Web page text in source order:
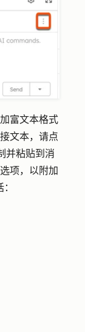
富文本格式
文本，请点
并粘贴到消
项，以附加